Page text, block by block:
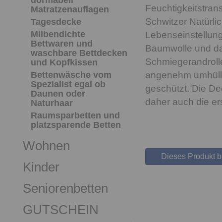
Matratzenauflagen
Tagesdecke
Milbendichte
Bettwaren und
waschbare Bettdecken
und Kopfkissen
Bettenwäsche vom
Spezialist egal ob
Daunen oder
Naturhaar
Raumsparbetten und
platzsparende Betten
Wohnen
Kinder
Seniorenbetten
GUTSCHEIN
Schwitzer
Baumwolle und
angenehm
geschützt. Die
daher auch die
Dieses Produkt